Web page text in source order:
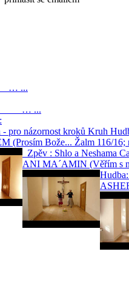
...
...
- pro názornost
(Prosím Bože... Žalm 116/16;
Zpěv : Shlo a
ANI MA´AMIN (Věřím s